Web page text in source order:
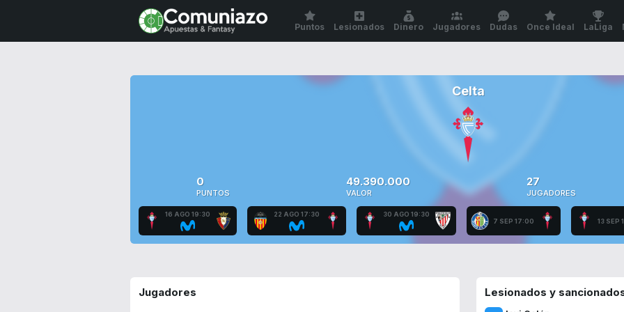
Puntos Lesionados Dinero Jugadores Dudas Once Ideal LaLiga
Celta
0
PUNTOS
49.390.000
VALOR
27
JUGADORES
16 AGO 19:30 22 AGO 17:30
30 AGO 19:30
7 SEP 17:00
13 SEP
Jugadores Lesionados y